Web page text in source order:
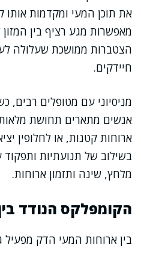
את תוכן המעי ומקדמות אותו
מאפשרות מגע רציף בין
הצטברות ממושכת שעלולה
חיידקים.
מניסיוני עם מטופלים רבים,
אנשים מתארים תחושת
ארוחות קטנות, או לחלופין
בשילוב של תנועתיות
מלחץ, שינה ותזמון ארוחות.
הקומפלקס הנודד
בין ארוחות המעי הדק מפעיל